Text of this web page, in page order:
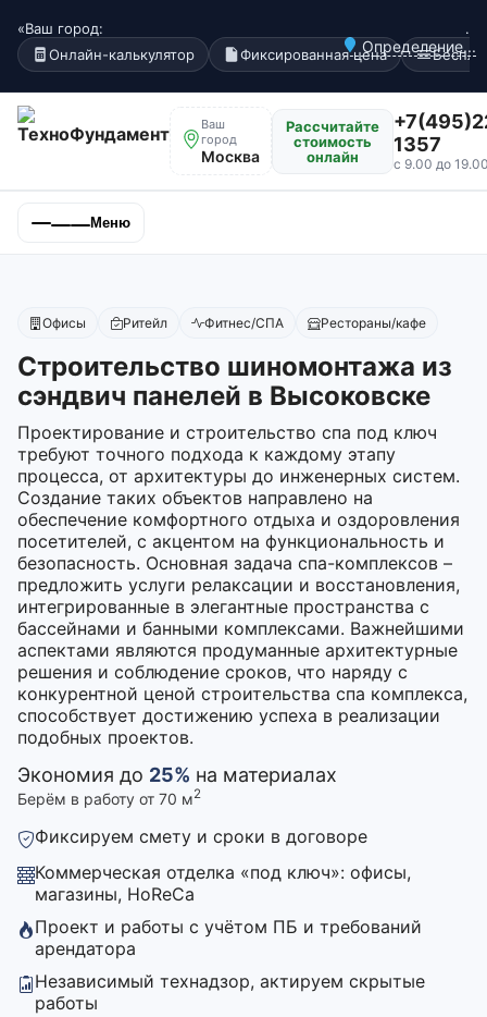
«Ваш город:
Определение...
.
Онлайн-калькулятор
Фиксированная цена
Ваш
город
Москва
Рассчитайте
стоимость
онлайн
1357
с 9.00 до
Меню
Офисы Ритейл Фитнес/СПА Рестораны/кафе
Строительство шиномонтажа из
сэндвич панелей в Высоковске
Проектирование и строительство спа под ключ
требуют точного подхода к каждому этапу
процесса, от архитектуры до инженерных систем.
Создание таких объектов направлено на
обеспечение комфортного отдыха и оздоровления
посетителей, с акцентом на функциональность и
безопасность. Основная задача спа-комплексов –
предложить услуги релаксации и восстановления,
интегрированные в элегантные пространства с
бассейнами и банными комплексами. Важнейшими
аспектами являются продуманные архитектурные
решения и соблюдение сроков, что наряду с
конкурентной ценой строительства спа комплекса,
способствует достижению успеха в реализации
подобных проектов.
Экономия до 25% на материалах
Берём в работу от 70 м2
Фиксируем смету и сроки в договоре
Коммерческая отделка «под ключ»: офисы,
магазины, HoReCa
Проект и работы с учётом ПБ и требований
арендатора
Независимый технадзор, актируем скрытые
работы